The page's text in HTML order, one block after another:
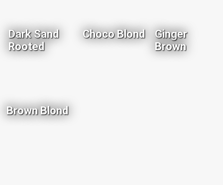
Dark Sand
Rooted
Choco Blond
Ginger
Brown
Brown Blond